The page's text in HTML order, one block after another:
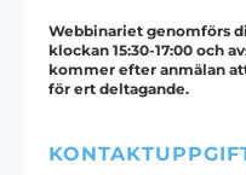
Webbinariet genomförs
klockan 15:30-17:00 och
kommer efter anmälan
för ert deltagande.